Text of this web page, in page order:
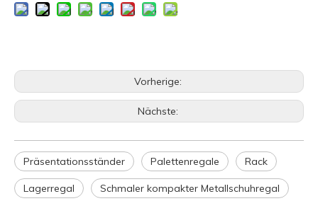
Vorherige:
Nächste:
Präsentationsständer Palettenregale Rack
Lagerregal Schmaler kompakter Metallschuhregal